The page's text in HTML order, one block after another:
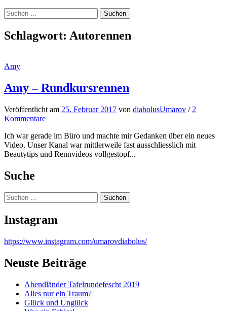
Suchen
nach:
Schlagwort: Autorennen
Amy
Amy – Rundkursrennen
Veröffentlicht am 25. Februar 2017 von diabolusUmarov / 2
Kommentare
Ich war gerade im Büro und machte mir Gedanken über ein neues
Video. Unser Kanal war mittlerweile fast ausschliesslich mit
Beautytips und Rennvideos vollgestopf...
Suche
Suchen
nach:
Instagram
https://www.instagram.com/umarovdiabolus/
Neuste Beiträge
Abendländer Tafelrundefescht 2019
Alles nur ein Traum?
Glück und Unglück